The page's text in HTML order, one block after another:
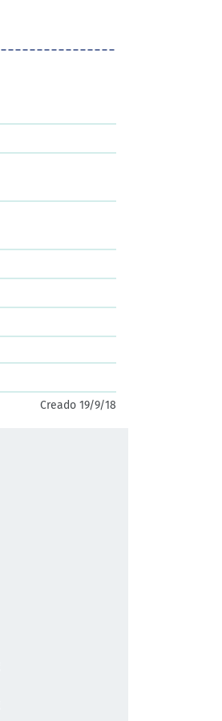
Creado 19/9/18